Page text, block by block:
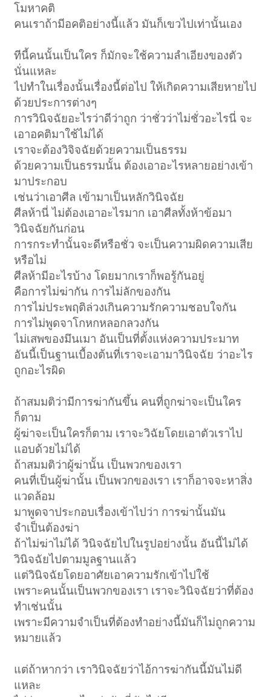
โมหาคติ
คนเราถ้ามีอคติอย่างนี้แล้ว มันก็เขวไปเท่านั้นเอง
ทีนี้คนนั้นเป็นใคร ก็มักจะใช้ความลำเอียงของตัว
นั่นแหละ
ไปทำในเรื่องนั้นเรื่องนี้ต่อไป ให้เกิดความเสียหายไป
ด้วยประการต่างๆ
การวินิจฉัยอะไรว่าดีว่าถูก ว่าชั่วว่าไม่ชั่วอะไรนี่ จะ
เอาอคติมาใช้ไม่ได้
เราจะต้องวิจิจฉัยด้วยความเป็นธรรม
ด้วยความเป็นธรรมนั้น ต้องเอาอะไรหลายอย่างเข้า
มาประกอบ
เช่นว่าเอาศีล เข้ามาเป็นหลักวินิจฉัย
ศีลห้านี่ ไม่ต้องเอาอะไรมาก เอาศีลทั้งห้าข้อมา
วินิจฉัยกันก่อน
การกระทำนั้นจะดีหรือชั่ว จะเป็นความผิดความเสีย
หรือไม่
ศีลห้ามีอะไรบ้าง โดยมากเราก็พอรู้กันอยู่
คือการไม่ฆ่ากัน การไม่ลักของกัน
การไม่ประพฤติล่วงเกินความรักความชอบใจกัน
การไม่พูดจาโกหกหลอกลวงกัน
ไม่เสพของมึนเมา อันเป็นที่ตั้งแห่งความประมาท
อันนี้เป็นฐานเบื้องต้นที่เราจะเอามาวินิจฉัย ว่าอะไร
ถูกอะไรผิด
ถ้าสมมติว่ามีการฆ่ากันขึ้น คนที่ถูกฆ่าจะเป็นใคร
ก็ตาม
ผู้ฆ่าจะเป็นใครก็ตาม เราจะวิฉัยโดยเอาตัวเราไป
แอบด้วยไม่ได้
ถ้าสมมติว่าผู้ฆ่านั้น เป็นพวกของเรา
คนที่เป็นผู้ฆ่านั้น เป็นพวกของเรา เราก็อาจจะหาสิ่ง
แวดล้อม
มาพูดจาประกอบเรื่องเข้าไปว่า การฆ่านั้นมัน
จำเป็นต้องฆ่า
ถ้าไม่ฆ่าไม่ได้ วินิจฉัยไปในรูปอย่างนั้น อันนี้ไม่ได้
วินิจฉัยไปตามมูลฐานแล้ว
แต่วินิจฉัยโดยอาศัยเอาความรักเข้าไปใช้
เพราะคนนั้นเป็นพวกของเรา เราจะวินิจฉัยว่าที่ต้อง
ทำเช่นนั้น
เพราะมีความจำเป็นที่ต้องทำอย่างนี้มันก็ไม่ถูกความ
หมายแล้ว
แต่ถ้าหากว่า เราวินิจฉัยว่าไอ้การฆ่ากันนี้มันไม่ดี
แหละ